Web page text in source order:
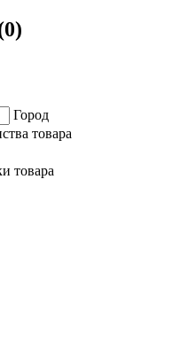
Город
товара
товара